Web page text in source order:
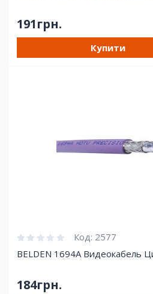
191грн.
Купити
Код: 2577
BELDEN 1694A Видеокабель
184грн.